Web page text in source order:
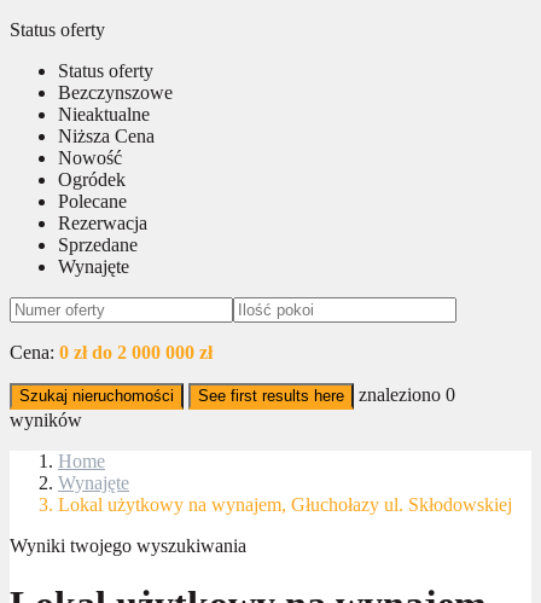
Status oferty
Status oferty
Bezczynszowe
Nieaktualne
Niższa Cena
Nowość
Ogródek
Polecane
Rezerwacja
Sprzedane
Wynajęte
Cena: 0 zł do 2 000 000 zł
Szukaj nieruchomości See first results here znaleziono 0
wyników
Home
Wynajęte
Lokal użytkowy na wynajem, Głuchołazy ul. Skłodowskiej
Wyniki twojego wyszukiwania